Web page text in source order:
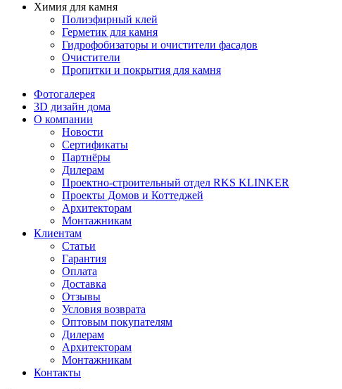
Химия для камня
Полиэфирный клей
Герметик для камня
Гидрофобизаторы и очистители фасадов
Очистители
Пропитки и покрытия для камня
Фотогалерея
3D дизайн дома
О компании
Новости
Сертификаты
Партнёры
Дилерам
Проектно-строительный отдел RKS KLINKER
Проекты Домов и Коттеджей
Архитекторам
Монтажникам
Клиентам
Статьи
Гарантия
Оплата
Доставка
Отзывы
Условия возврата
Оптовым покупателям
Дилерам
Архитекторам
Монтажникам
Контакты